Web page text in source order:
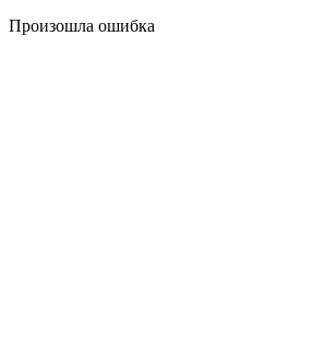
Произошла ошибка